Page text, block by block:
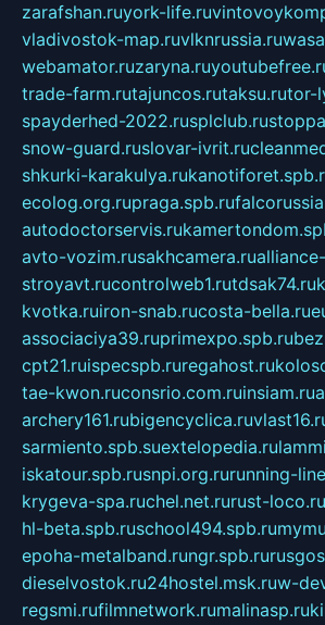
zarafshan.ruyork-life.ru
vladivostok-map.ruvlknrussia.ru
webamator.ruzaryna.ru
trade-farm.rutajuncos.rutaksu.rutor-
spayderhed-2022.rusplclub.ru
snow-guard.ruslovar-ivrit.ru
shkurki-karakulya.ru
ecolog.org.rupraga.spb.ru
autodoctorservis.ru
avto-vozim.rusakhcamera.ru
stroyavt.rucontrolweb1.rutdsak74.ru
kvotka.ruiron-snab.rucosta-bella.ru
associaciya39.ruprimexpo.spb.ru
cpt21.ruispecspb.ruregahost.ru
tae-kwon.ruconsrio.com.ruinsiam.ru
archery161.rubigencyclica.ru
sarmiento.spb.suextelopedia.ru
iskatour.spb.rusnpi.org.rurunning-
krygeva-spa.ruchel.net.rurust-loco.ru
hl-beta.spb.ruschool494.spb.ru
epoha-metalband.rungr.spb.ru
dieselvostok.ru24hostel.msk.ruw-
regsmi.rufilmnetwork.rumalinasp.ru